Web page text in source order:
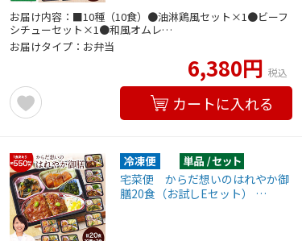
お届け内容：■10種（10食）●油淋鶏風セット×1●ビーフ
シチューセット×1●和風オムレ…
お届けタイプ：お弁当
6,380円 税込
カートに入れる
宅菜便 からだ想いのはれやか御
膳20食（お試しEセット） …